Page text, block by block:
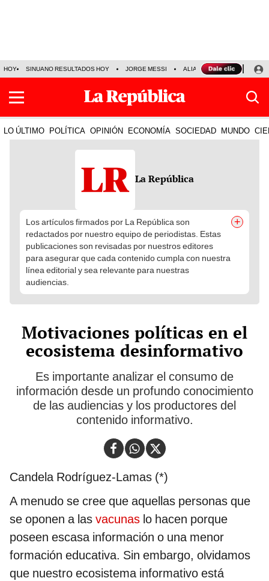
HOY SINUANO RESULTADOS HOY JORGE MESSI ALIANZA LIMA VS SPORT
LO ÚLTIMO POLÍTICA OPINIÓN ECONOMÍA SOCIEDAD MUNDO
La República
Los artículos firmados por La República son
redactados por nuestro equipo de periodistas. Estas
publicaciones son revisadas por nuestros editores
para asegurar que cada contenido cumpla con nuestra
línea editorial y sea relevante para nuestras
audiencias.
+
Motivaciones políticas en el
ecosistema desinformativo
Es importante analizar el consumo de
información desde un profundo conocimiento
de las audiencias y los productores del
contenido informativo.
Candela Rodríguez-Lamas (*)
A menudo se cree que aquellas personas que
se oponen a las vacunas lo hacen porque
poseen escasa información o una menor
formación educativa. Sin embargo, olvidamos
que nuestro ecosistema informativo está